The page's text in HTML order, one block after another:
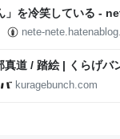
」を冷笑している -
nete-
真道 / 踏絵 | くらげバ
kuragebunch.com